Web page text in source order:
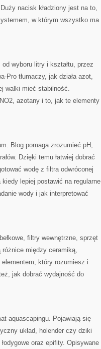
nacisk kładziony jest na to,
w którym wszystko ma
wyboru litry i kształtu, przez
Pro tłumaczy, jak działa azot,
walki mieć stabilność.
azotany i to, jak te elementy
Blog pomaga zrozumieć pH,
Dzięki temu łatwiej dobrać
wodę z filtra odwróconej
lepiej postawić na regularne
wody i jak interpretować
filtry wewnętrzne, sprzęt
różnice między ceramiką,
elementem, który rozumiesz i
jak dobrać wydajność do
aquascapingu. Pojawiają się
układ, holender czy dziki
oraz epifity. Opisywane